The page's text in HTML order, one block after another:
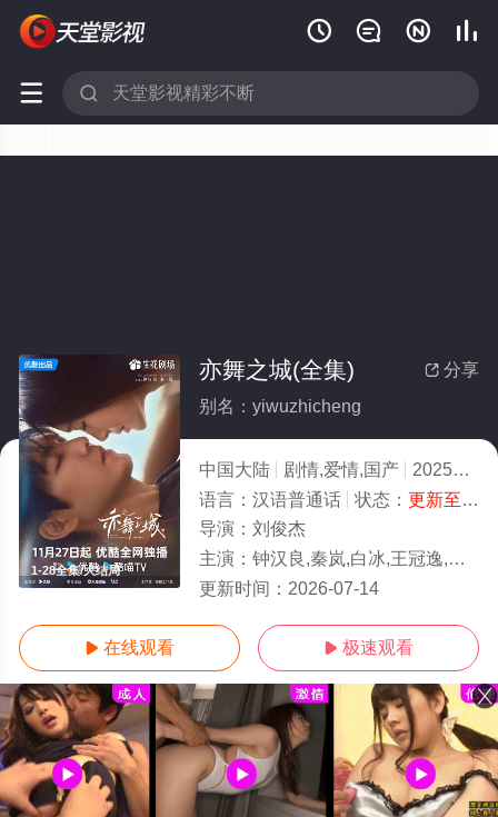
   
 
1-28全集/大结局
 分享
亦舞之城(全集)
别名：yiwuzhicheng
中国大陆 剧情,爱情,国产 2025
2.0
语言： 汉语普通话 状态： 更新至第28集
导演： 刘俊杰
主演： 钟汉良,秦岚,白冰,王冠逸,王真儿,王一舟,张云琪,李嘉灏,陈瑾,张太文
更新时间： 2026-07-14
 在线观看  极速观看